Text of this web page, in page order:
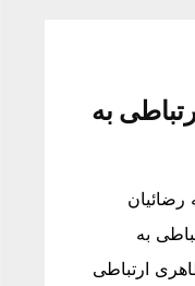
به
رضائیان
به
ارتباطی